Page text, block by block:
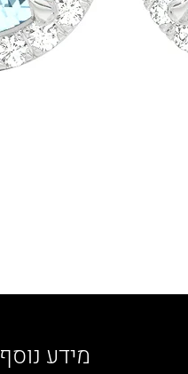
מידע נוסף